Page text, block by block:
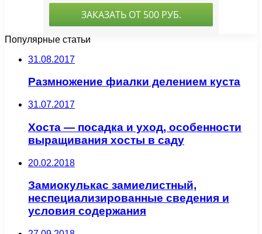
Популярные статьи
31.08.2017
Размножение фиалки делением куста
31.07.2017
Хоста — посадка и уход, особенности
выращивания хосты в саду
20.02.2018
Замиокулькас замиелистный,
неспециализированные сведения и
условия содержания